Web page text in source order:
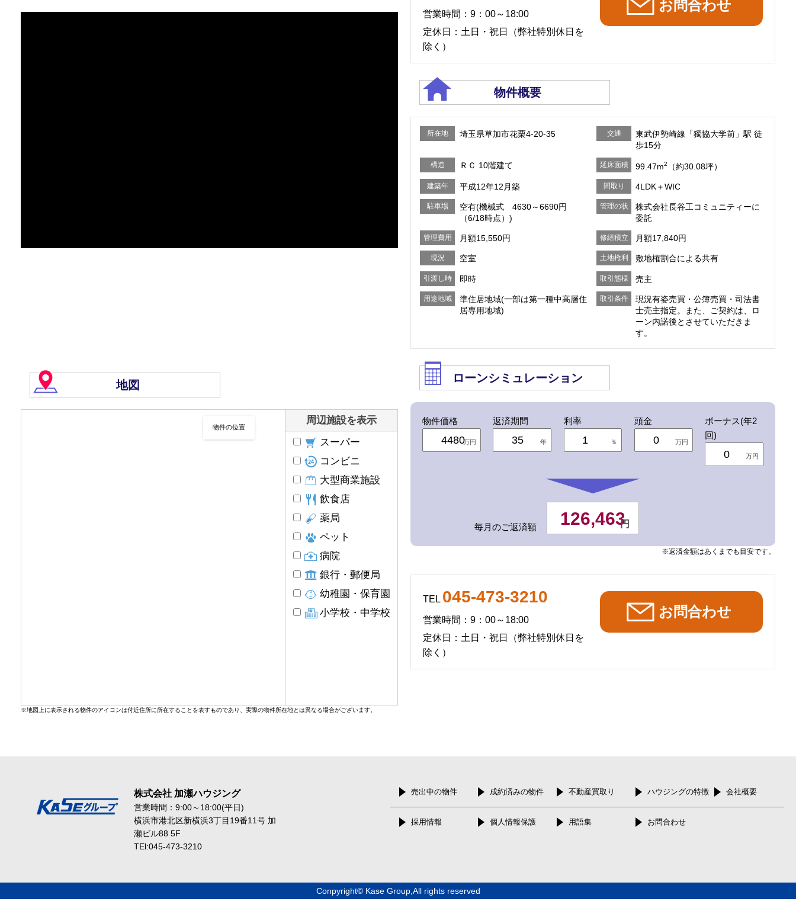
営業時間：9：00～18:00
定休日：土日・祝日（弊社特別休日を
除く）
物件概要
所在地 埼玉県草加市花栗4-20-35 交通
東武伊勢崎線「獨協大学前」駅 徒
歩15分
構造 ＲＣ 10階建て 延床面積 99.47m2 （約30.08坪）
建築年 平成12年12月築 間取り 4LDK＋WIC
駐車場
空有(機械式 4630～6690円
（6/18時点）)
管理の状
株式会社長谷工コミュニティーに
委託
管理費用 月額15,550円
修繕積立
金
月額17,840円
現況 空室 土地権利 敷地権割合による共有
引渡し時
期
即時 取引態様 売主
用途地域
準住居地域(一部は第一種中高層住
居専用地域)
取引条件
現況有姿売買・公簿売買・司法書
士売主指定。また、ご契約は、ロ
ーン内諾後とさせていただきま
す。
地図
物件の位置
周辺施設を表示
スーパー
コンビニ
大型商業施設
飲食店
薬局
ペット
病院
銀行・郵便局
幼稚園・保育園
小学校・中学校
※地図上に表示される物件のアイコンは付近住所に所在することを表すものであり、実際の物件所在地とは異なる場合がございます。
ローンシミュレーション
物件価格
万円
返済期間
年
利率
％
頭金
万円
ボーナス(年2
回)
万円
毎月のご返済額 126,463
円
※返済金額はあくまでも目安です。
TEL 045-473-3210
営業時間：9：00～18:00
定休日：土日・祝日（弊社特別休日を
除く）
株式会社 加瀬ハウジング
営業時間：9:00～18:00(平日)
横浜市港北区新横浜3丁目19番11号 加
瀬ビル88 5F
TEl:045-473-3210
売出中の物件 成約済みの物件 不動産買取り ハウジングの特徴 会社概要
採用情報 個人情報保護 用語集 お問合わせ
Conpyright© Kase Group,All rights reserved